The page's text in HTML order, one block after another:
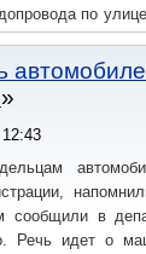
по
12:43
сообщили в
Речь идет о